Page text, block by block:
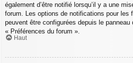
également d’être notifié lorsqu’il y a une
forum. Les options de notifications pour les
peuvent être configurées depuis le panneau
« Préférences du forum ».
Haut